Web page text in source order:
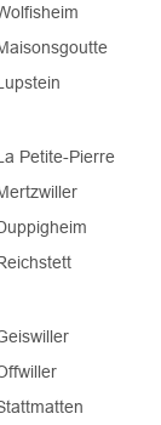
Petite-Pierre